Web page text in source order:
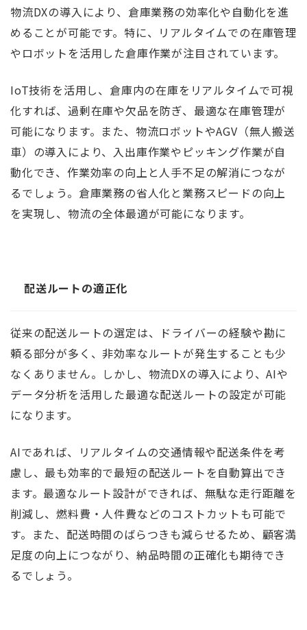
物流DXの導入により、倉庫業務の効率化や自動化を進
めることが可能です。特に、リアルタイムでの在庫管理
やロボットを活用した倉庫作業が注目されています。
IoT技術を活用し、倉庫内の在庫をリアルタイムで可視
化すれば、過剰在庫や欠品を防ぎ、最適な在庫管理が
可能になります。また、物流ロボットやAGV（無人搬送
車）の導入により、入出庫作業やピッキング作業が自
動化でき、作業効率の向上と人手不足の解消につなが
るでしょう。倉庫業務の省人化と業務スピードの向上
を実現し、物流の全体最適が可能になります。
配送ルートの適正化
従来の配送ルートの選定は、ドライバーの経験や勘に
頼る部分が多く、非効率なルートが発生することも少
なくありません。しかし、物流DXの導入により、AIや
データ分析を活用した最適な配送ルートの設定が可能
になります。
AIであれば、リアルタイムの交通情報や配送条件を考
慮し、最も効率的で最短の配送ルートを自動算出でき
ます。最適なルート設計ができれば、無駄な走行距離を
削減し、燃料費・人件費などのコストカットも可能で
す。また、配送時間のばらつきも減らせるため、顧客満
足度の向上につながり、納品時間の正確化も期待でき
るでしょう。